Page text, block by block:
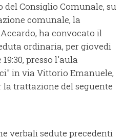
Consiglio Comunale, su
comunale, la
ha convocato il
ordinaria, per giovedi
presso l'aula
in via Vittorio Emanuele,
la trattazione del seguente
verbali sedute precedenti